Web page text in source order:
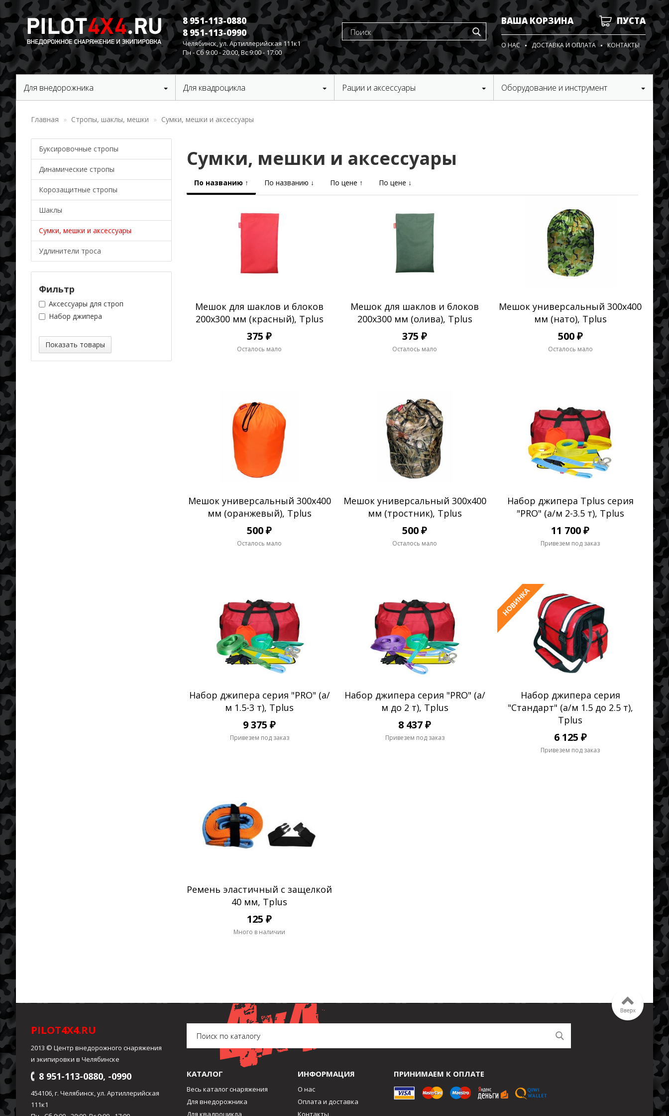
8 951-113-0880
8 951-113-0990
Челябинск, ул. Артиллерийская 111к1
Пн - Сб 9:00 - 20:00, Вс 9:00 - 17:00
ВАША КОРЗИНА ПУСТА
О НАС ДОСТАВКА И ОПЛАТА КОНТАКТЫ
Для внедорожника Для квадроцикла Рации и аксессуары Оборудование и инструмент
Главная Стропы, шаклы, мешки Сумки, мешки и аксессуары
Буксировочные стропы
Динамические стропы
Корозащитные стропы
Шаклы
Сумки, мешки и аксессуары
Удлинители троса
Фильтр
Аксессуары для строп
Набор джипера
Показать товары
Сумки, мешки и аксессуары
По названию ↑ По названию ↓ По цене ↑ По цене ↓
Мешок для шаклов и блоков
200х300 мм (красный), Tplus
375 ₽
Осталось мало
Мешок для шаклов и блоков
200х300 мм (олива), Tplus
375 ₽
Осталось мало
Мешок универсальный 300х400
мм (нато), Tplus
500 ₽
Осталось мало
Мешок универсальный 300х400
мм (оранжевый), Tplus
500 ₽
Осталось мало
Мешок универсальный 300х400
мм (тростник), Tplus
500 ₽
Осталось мало
Набор джипера Tplus серия
"PRO" (а/м 2-3.5 т), Tplus
11 700 ₽
Привезем под заказ
Набор джипера серия "PRO" (а/
м 1.5-3 т), Tplus
9 375 ₽
Привезем под заказ
Набор джипера серия "PRO" (а/
м до 2 т), Tplus
8 437 ₽
Привезем под заказ
Набор джипера серия
"Стандарт" (а/м 1.5 до 2.5 т),
Tplus
6 125 ₽
Привезем под заказ
Ремень эластичный с защелкой
40 мм, Tplus
125 ₽
Много в наличии
PILOT4X4.RU
2013 © Центр внедорожного снаряжения
и экипировки в Челябинске
8 951-113-0880, -0990
454106, г. Челябинск, ул. Артиллерийская
111к1
КАТАЛОГ
Весь каталог снаряжения
Для внедорожника
Для квадроцикла
ИНФОРМАЦИЯ
О нас
Оплата и доставка
Контакты
ПРИНИМАЕМ К ОПЛАТЕ